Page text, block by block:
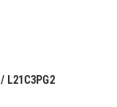
L21C3PG2